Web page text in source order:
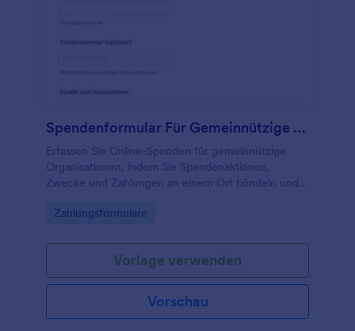
Spendenformular Für Gemeinnützige Organisationen
Erfassen Sie Online-Spenden für gemeinnützige
Organisationen, indem Sie Spendenaktionen,
Zwecke und Zahlungen an einem Ort bündeln und
Jotform übersichtlich verwalten.
Go to Category:
Zahlungsformulare
Vorlage verwenden
Vorschau